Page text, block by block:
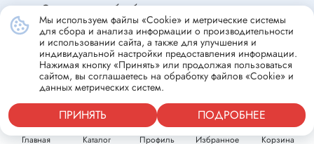
Главная Каталог Профиль Избранное Корзина
Согласие на обработку персональных данных
Политика конфиденциальности
Мы используем файлы «Cookie» и метрические системы
для сбора и анализа информации о производительности
и использовании сайта, а также для улучшения и
индивидуальной настройки предоставления информации.
Нажимая кнопку «Принять» или продолжая пользоваться
сайтом, вы соглашаетесь на обработку файлов «Cookie» и
данных метрических систем.
ПРИНЯТЬ ПОДРОБНЕЕ